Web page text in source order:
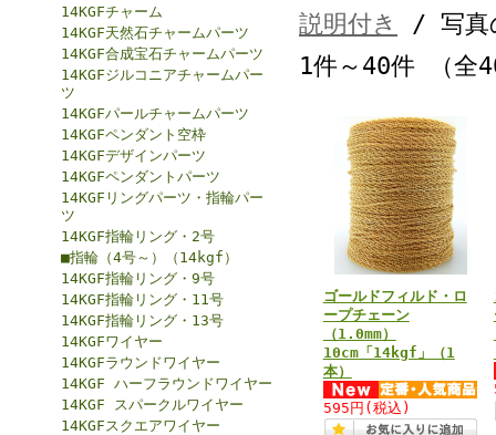
14KGFチャーム
14KGF天然石チャームパーツ
14KGF合成宝石チャームパーツ
14KGFジルコニアチャームパー
ツ
14KGFパールチャームパーツ
14KGFペンダント空枠
14KGFデザインパーツ
14KGFペンダントパーツ
14KGFリングパーツ・指輪パー
ツ
14KGF指輪リング・2号
■指輪（4号～）（14kgf）
14KGF指輪リング・9号
14KGF指輪リング・11号
14KGF指輪リング・13号
14KGFワイヤー
14KGFラウンドワイヤー
14KGF ハーフラウンドワイヤー
14KGF スパークルワイヤー
14KGFスクエアワイヤー
説明付き
/ 写真
1件～40件 （全
ゴールドフィルド・ロ
ープチェーン
（1.0mm）
10cm「14kgf」（1
本）
595円 (税込)